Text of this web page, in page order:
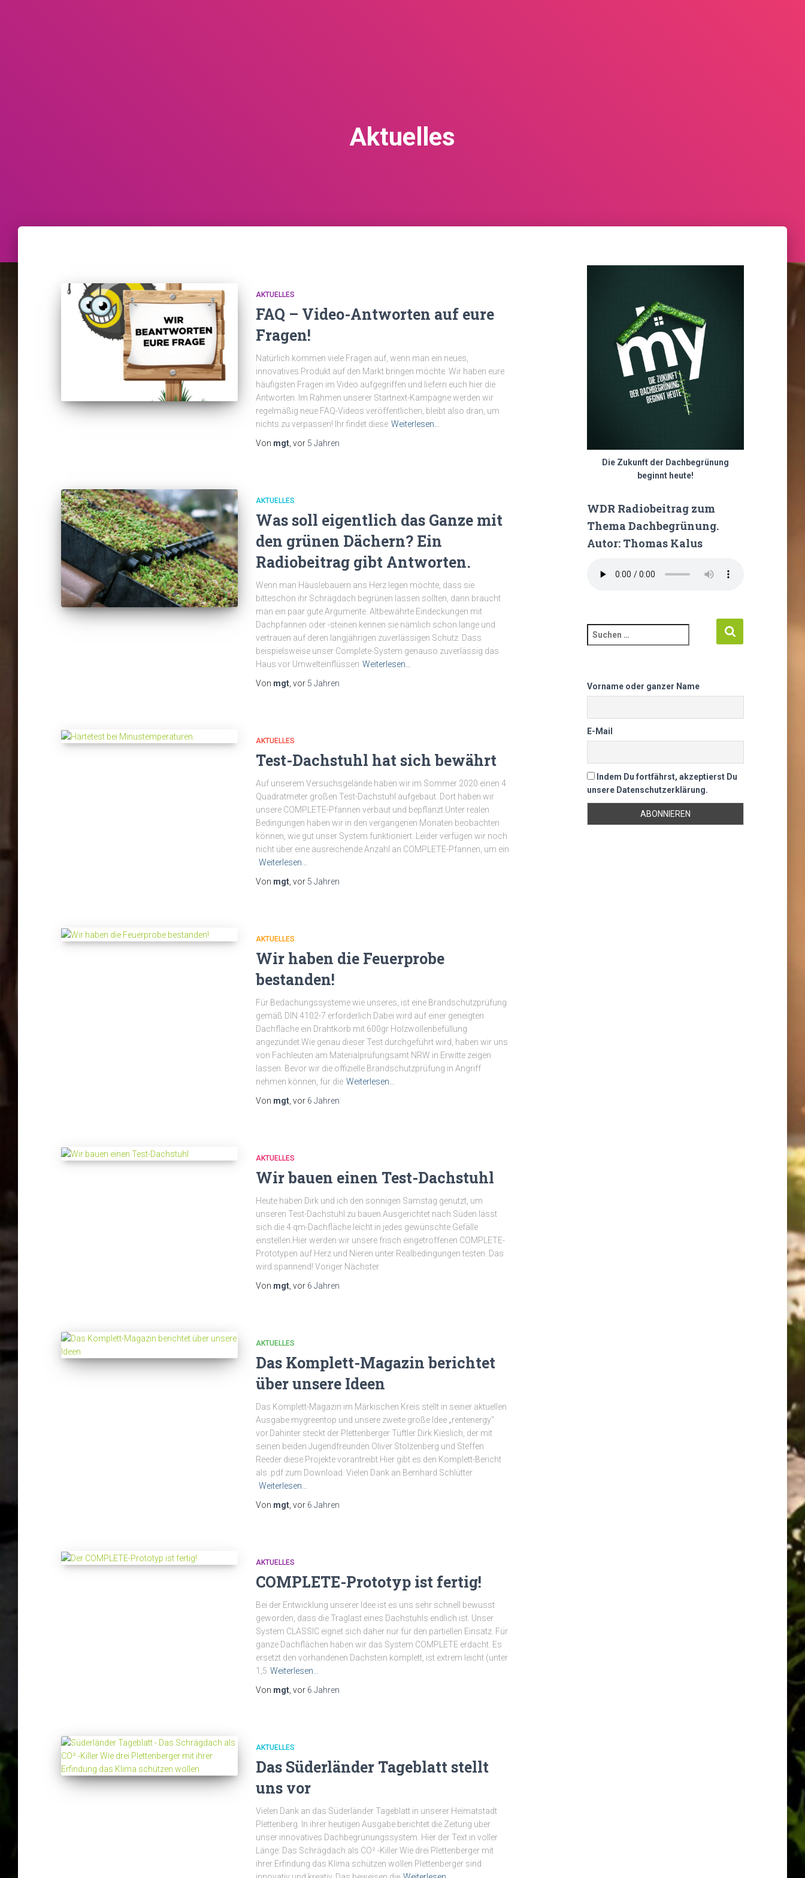
Aktuelles
AKTUELLES
FAQ – Video-Antworten auf eure
Fragen!
Natürlich kommen viele Fragen auf, wenn man ein neues,
innovatives Produkt auf den Markt bringen möchte. Wir haben eure
häufigsten Fragen im Video aufgegriffen und liefern euch hier die
Antworten. Im Rahmen unserer Startnext-Kampagne werden wir
regelmäßig neue FAQ-Videos veröffentlichen, bleibt also dran, um
nichts zu verpassen! Ihr findet diese Weiterlesen…
Von mgt , vor 5 Jahren
AKTUELLES
Was soll eigentlich das Ganze mit
den grünen Dächern? Ein
Radiobeitrag gibt Antworten.
Wenn man Häuslebauern ans Herz legen möchte, dass sie
bitteschön ihr Schrägdach begrünen lassen sollten, dann braucht
man ein paar gute Argumente. Altbewährte Eindeckungen mit
Dachpfannen oder -steinen kennen sie nämlich schon lange und
vertrauen auf deren langjährigen zuverlässigen Schutz. Dass
beispielsweise unser Complete-System genauso zuverlässig das
Haus vor Umwelteinflüssen Weiterlesen…
Von mgt , vor 5 Jahren
AKTUELLES
Test-Dachstuhl hat sich bewährt
Auf unserem Versuchsgelände haben wir im Sommer 2020 einen 4
Quadratmeter großen Test-Dachstuhl aufgebaut. Dort haben wir
unsere COMPLETE-Pfannen verbaut und bepflanzt.Unter realen
Bedingungen haben wir in den vergangenen Monaten beobachten
können, wie gut unser System funktioniert. Leider verfügen wir noch
nicht über eine ausreichende Anzahl an COMPLETE-Pfannen, um ein
Weiterlesen…
Von mgt , vor 5 Jahren
AKTUELLES
Wir haben die Feuerprobe
bestanden!
Für Bedachungssysteme wie unseres, ist eine Brandschutzprüfung
gemäß DIN 4102-7 erforderlich.Dabei wird auf einer geneigten
Dachfläche ein Drahtkorb mit 600gr Holzwollenbefüllung
angezündet.Wie genau dieser Test durchgeführt wird, haben wir uns
von Fachleuten am Materialprüfungsamt NRW in Erwitte zeigen
lassen. Bevor wir die offizielle Brandschutzprüfung in Angriff
nehmen können, für die Weiterlesen…
Von mgt , vor 6 Jahren
AKTUELLES
Wir bauen einen Test-Dachstuhl
Heute haben Dirk und ich den sonnigen Samstag genutzt, um
unseren Test-Dachstuhl zu bauen.Ausgerichtet nach Süden lässt
sich die 4 qm-Dachfläche leicht in jedes gewünschte Gefälle
einstellen.Hier werden wir unsere frisch eingetroffenen COMPLETE-
Prototypen auf Herz und Nieren unter Realbedingungen testen. Das
wird spannend! Voriger Nächster
Von mgt , vor 6 Jahren
AKTUELLES
Das Komplett-Magazin berichtet
über unsere Ideen
Das Komplett-Magazin im Märkischen Kreis stellt in seiner aktuellen
Ausgabe mygreentop und unsere zweite große Idee „rentenergy“
vor.Dahinter steckt der Plettenberger Tüftler Dirk Kieslich, der mit
seinen beiden Jugendfreunden Oliver Stolzenberg und Steffen
Reeder diese Projekte vorantreibt.Hier gibt es den Komplett-Bericht
als .pdf zum Download. Vielen Dank an Bernhard Schlütter
Weiterlesen…
Von mgt , vor 6 Jahren
AKTUELLES
COMPLETE-Prototyp ist fertig!
Bei der Entwicklung unserer Idee ist es uns sehr schnell bewusst
geworden, dass die Traglast eines Dachstuhls endlich ist. Unser
System CLASSIC eignet sich daher nur für den partiellen Einsatz. Für
ganze Dachflächen haben wir das System COMPLETE erdacht. Es
ersetzt den vorhandenen Dachstein komplett, ist extrem leicht (unter
1,5 Weiterlesen…
Von mgt , vor 6 Jahren
AKTUELLES
Das Süderländer Tageblatt stellt
uns vor
Vielen Dank an das Süderländer Tageblatt in unserer Heimatstadt
Plettenberg. In ihrer heutigen Ausgabe berichtet die Zeitung über
unser innovatives Dachbegrünungssystem. Hier der Text in voller
Länge: Das Schrägdach als CO² -Killer Wie drei Plettenberger mit
ihrer Erfindung das Klima schützen wollen Plettenberger sind
Die Zukunft der Dachbegrünung
beginnt heute!
WDR Radiobeitrag zum
Thema Dachbegrünung.
Autor: Thomas Kalus
Vorname oder ganzer Name
E-Mail
Indem Du fortfährst, akzeptierst Du
unsere Datenschutzerklärung.